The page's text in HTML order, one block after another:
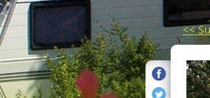
<<